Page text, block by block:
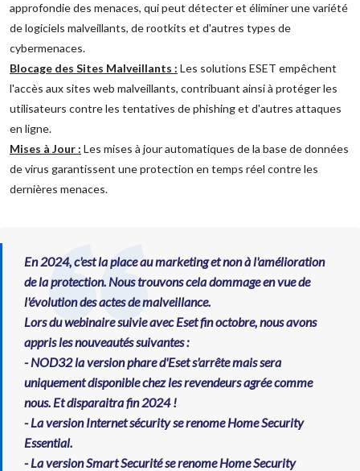
approfondie des menaces, qui peut détecter et éliminer une variété
de logiciels malveillants, de rootkits et d'autres types de
cybermenaces.
Blocage des Sites Malveillants : Les solutions ESET empêchent
l'accès aux sites web malveillants, contribuant ainsi à protéger les
utilisateurs contre les tentatives de phishing et d'autres attaques
en ligne.
Mises à Jour : Les mises à jour automatiques de la base de données
de virus garantissent une protection en temps réel contre les
dernières menaces.
En 2024, c'est la place au marketing et non à l'amélioration
de la protection. Nous trouvons cela dommage en vue de
l'évolution des actes de malveillance.
Lors du webinaire suivie avec Eset fin octobre, nous avons
appris les nouveautés suivantes :
- NOD32 la version phare d'Eset s'arrête mais sera
uniquement disponible chez les revendeurs agrée comme
nous. Et disparaitra fin 2024 !
- La version Internet sécurity se renome Home Security
Essential.
- La version Smart Securité se renome Home Security